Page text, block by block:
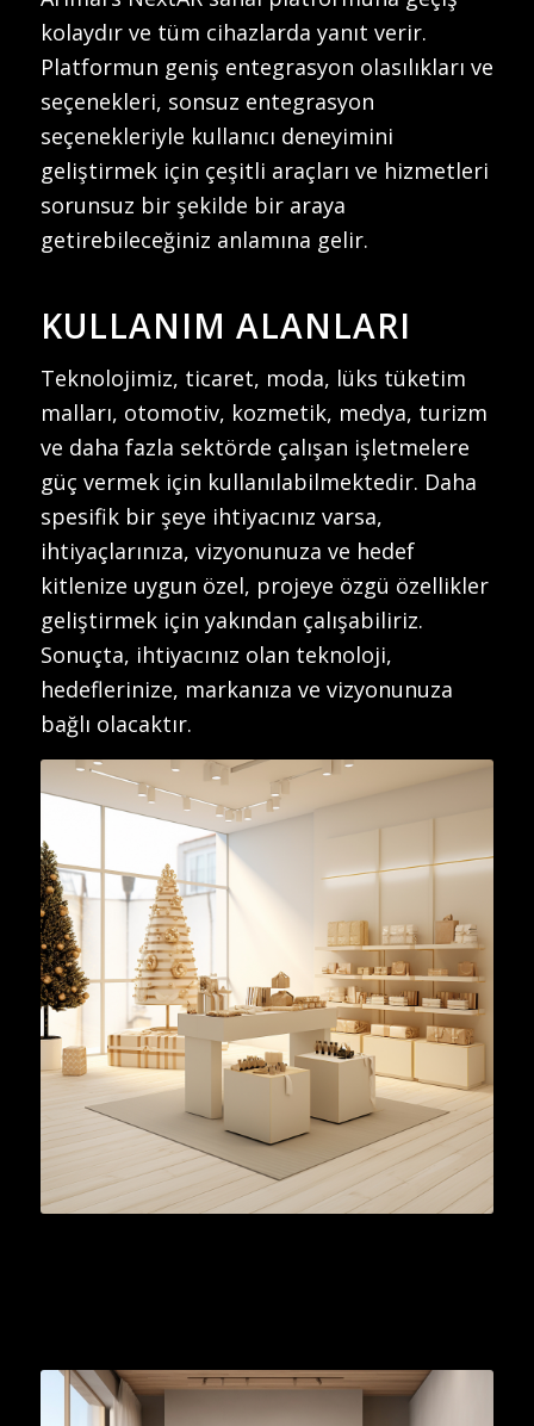
kolaydır ve tüm cihazlarda yanıt verir.
Platformun geniş entegrasyon olasılıkları ve
seçenekleri, sonsuz entegrasyon
seçenekleriyle kullanıcı deneyimini
geliştirmek için çeşitli araçları ve hizmetleri
sorunsuz bir şekilde bir araya
getirebileceğiniz anlamına gelir.
KULLANIM ALANLARI
Teknolojimiz, ticaret, moda, lüks tüketim
malları, otomotiv, kozmetik, medya, turizm
ve daha fazla sektörde çalışan işletmelere
güç vermek için kullanılabilmektedir. Daha
spesifik bir şeye ihtiyacınız varsa,
ihtiyaçlarınıza, vizyonunuza ve hedef
kitlenize uygun özel, projeye özgü özellikler
geliştirmek için yakından çalışabiliriz.
Sonuçta, ihtiyacınız olan teknoloji,
hedeflerinize, markanıza ve vizyonunuza
bağlı olacaktır.